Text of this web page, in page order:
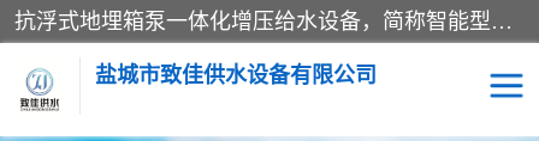
抗浮式地埋箱泵一体化增压给水设备，简称智能型泵站。它由由水泵机组、消防水箱、泵房三大部分组成，其抗浮效果好，因为设计时通过将底板与箱体联在一起，箱体重量抵消了地下水浮力。系统维护好，内部拉筋、泵站、管道，喷淋等各部运行正堂，无一损坏；结构更牢固。
盐城市致佳供水设备有限公司